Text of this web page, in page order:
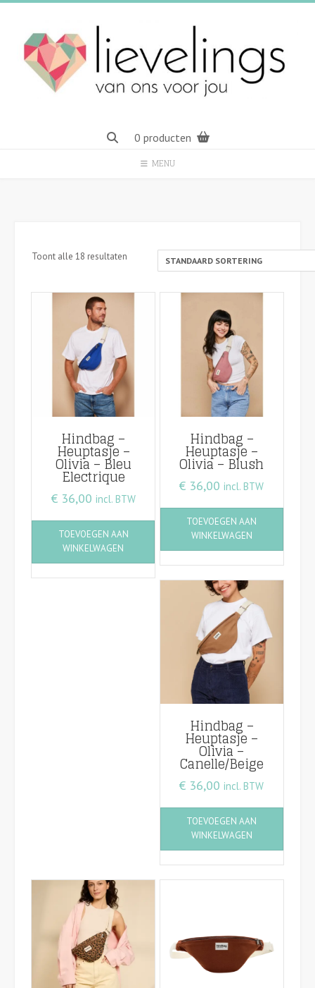
Spring
inhoud
0 producten
MENU
Toont alle 18 resultaten
Hindbag –
Heuptasje –
Olivia – Bleu
Electrique
€36,00 incl. BTW
TOEVOEGEN AAN
WINKELWAGEN
Hindbag –
Heuptasje –
Olivia – Blush
€ 36,00 incl. BTW
TOEVOEGEN AAN
WINKELWAGEN
Hindbag –
Heuptasje –
Olivia –
Canelle/Beige
€ 36,00 incl. BTW
TOEVOEGEN AAN
WINKELWAGEN